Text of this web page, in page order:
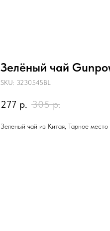
Зелёный чай
SKU: 3230545BL
277 р. 305 р.
Зеленый чай из Китая, Тарное